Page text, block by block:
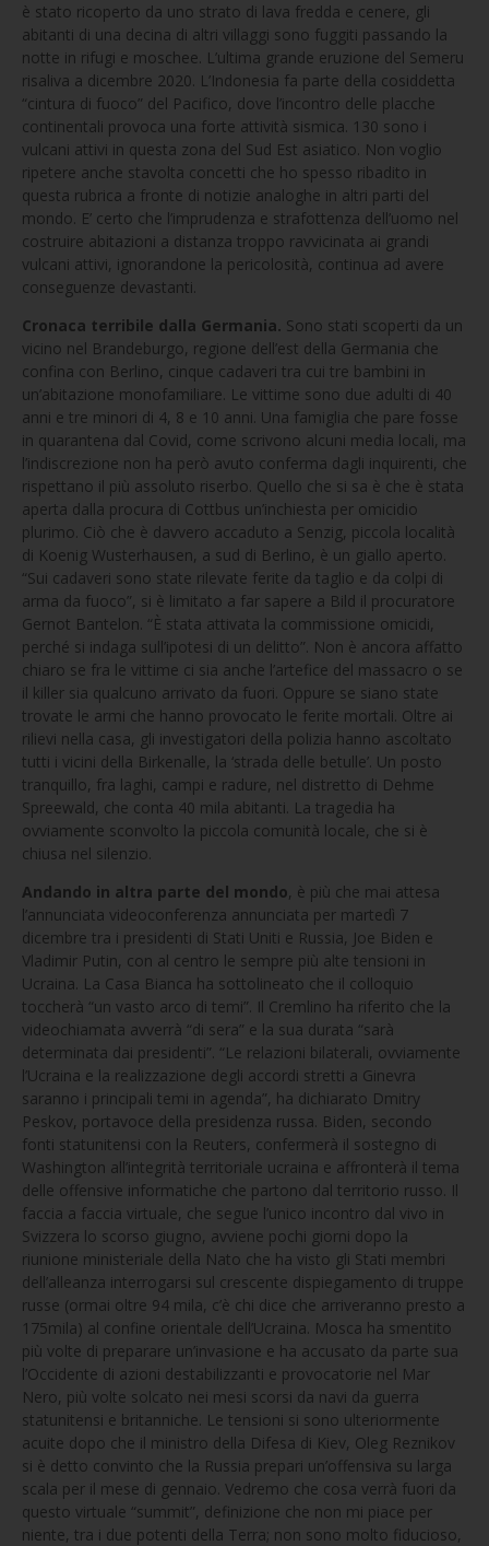
è stato ricoperto da uno strato di lava fredda e cenere, gli
abitanti di una decina di altri villaggi sono fuggiti passando la
notte in rifugi e moschee. L’ultima grande eruzione del Semeru
risaliva a dicembre 2020. L’Indonesia fa parte della cosiddetta
“cintura di fuoco” del Pacifico, dove l’incontro delle placche
continentali provoca una forte attività sismica. 130 sono i
vulcani attivi in questa zona del Sud Est asiatico. Non voglio
ripetere anche stavolta concetti che ho spesso ribadito in
questa rubrica a fronte di notizie analoghe in altri parti del
mondo. E’ certo che l’imprudenza e strafottenza dell’uomo nel
costruire abitazioni a distanza troppo ravvicinata ai grandi
vulcani attivi, ignorandone la pericolosità, continua ad avere
conseguenze devastanti.
Cronaca terribile dalla Germania. Sono stati scoperti da un
vicino nel Brandeburgo, regione dell’est della Germania che
confina con Berlino, cinque cadaveri tra cui tre bambini in
un’abitazione monofamiliare. Le vittime sono due adulti di 40
anni e tre minori di 4, 8 e 10 anni. Una famiglia che pare fosse
in quarantena dal Covid, come scrivono alcuni media locali, ma
l’indiscrezione non ha però avuto conferma dagli inquirenti, che
rispettano il più assoluto riserbo. Quello che si sa è che è stata
aperta dalla procura di Cottbus un’inchiesta per omicidio
plurimo. Ciò che è davvero accaduto a Senzig, piccola località
di Koenig Wusterhausen, a sud di Berlino, è un giallo aperto.
“Sui cadaveri sono state rilevate ferite da taglio e da colpi di
arma da fuoco”, si è limitato a far sapere a Bild il procuratore
Gernot Bantelon. “È stata attivata la commissione omicidi,
perché si indaga sull’ipotesi di un delitto”. Non è ancora affatto
chiaro se fra le vittime ci sia anche l’artefice del massacro o se
il killer sia qualcuno arrivato da fuori. Oppure se siano state
trovate le armi che hanno provocato le ferite mortali. Oltre ai
rilievi nella casa, gli investigatori della polizia hanno ascoltato
tutti i vicini della Birkenalle, la ‘strada delle betulle’. Un posto
tranquillo, fra laghi, campi e radure, nel distretto di Dehme
Spreewald, che conta 40 mila abitanti. La tragedia ha
ovviamente sconvolto la piccola comunità locale, che si è
chiusa nel silenzio.
Andando in altra parte del mondo, è più che mai attesa
l’annunciata videoconferenza annunciata per martedì 7
dicembre tra i presidenti di Stati Uniti e Russia, Joe Biden e
Vladimir Putin, con al centro le sempre più alte tensioni in
Ucraina. La Casa Bianca ha sottolineato che il colloquio
toccherà “un vasto arco di temi”. Il Cremlino ha riferito che la
videochiamata avverrà “di sera” e la sua durata “sarà
determinata dai presidenti”. “Le relazioni bilaterali, ovviamente
l’Ucraina e la realizzazione degli accordi stretti a Ginevra
saranno i principali temi in agenda”, ha dichiarato Dmitry
Peskov, portavoce della presidenza russa. Biden, secondo
fonti statunitensi con la Reuters, confermerà il sostegno di
Washington all’integrità territoriale ucraina e affronterà il tema
delle offensive informatiche che partono dal territorio russo. Il
faccia a faccia virtuale, che segue l’unico incontro dal vivo in
Svizzera lo scorso giugno, avviene pochi giorni dopo la
riunione ministeriale della Nato che ha visto gli Stati membri
dell’alleanza interrogarsi sul crescente dispiegamento di truppe
russe (ormai oltre 94 mila, c’è chi dice che arriveranno presto a
175mila) al confine orientale dell’Ucraina. Mosca ha smentito
più volte di preparare un’invasione e ha accusato da parte sua
l’Occidente di azioni destabilizzanti e provocatorie nel Mar
Nero, più volte solcato nei mesi scorsi da navi da guerra
statunitensi e britanniche. Le tensioni si sono ulteriormente
acuite dopo che il ministro della Difesa di Kiev, Oleg Reznikov
si è detto convinto che la Russia prepari un’offensiva su larga
scala per il mese di gennaio. Vedremo che cosa verrà fuori da
questo virtuale “summit”, definizione che non mi piace per
niente, tra i due potenti della Terra; non sono molto fiducioso,